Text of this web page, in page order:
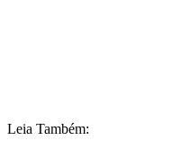
Leia Também: